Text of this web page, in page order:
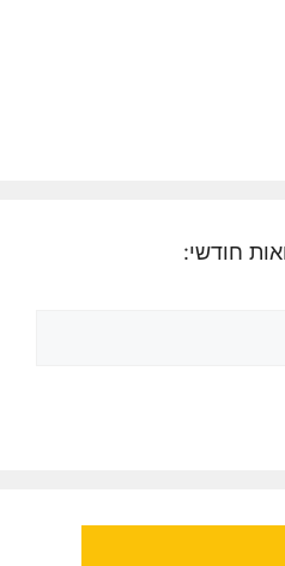
חודשי: